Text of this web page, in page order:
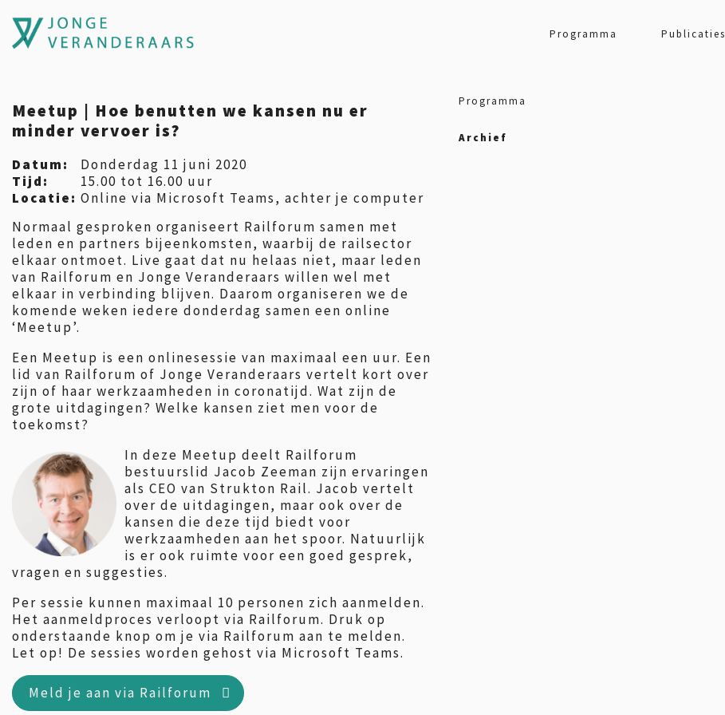
Programma Publicaties
Programma
Archief
Meetup | Hoe benutten we kansen nu er
minder vervoer is?
Datum:
Donderdag 11 juni 2020
Tijd:
15.00 tot 16.00 uur
Locatie: Online via Microsoft Teams, achter je computer
Normaal gesproken organiseert Railforum samen met
leden en partners bijeenkomsten, waarbij de railsector
elkaar ontmoet. Live gaat dat nu helaas niet, maar leden
van Railforum en Jonge Veranderaars willen wel met
elkaar in verbinding blijven. Daarom organiseren we de
komende weken iedere donderdag samen een online
‘Meetup’.
Een Meetup is een onlinesessie van maximaal een uur. Een
lid van Railforum of Jonge Veranderaars vertelt kort over
zijn of haar werkzaamheden in coronatijd. Wat zijn de
grote uitdagingen? Welke kansen ziet men voor de
toekomst?
In deze Meetup deelt Railforum
bestuurslid Jacob Zeeman zijn ervaringen
als CEO van Strukton Rail. Jacob vertelt
over de uitdagingen, maar ook over de
kansen die deze tijd biedt voor
werkzaamheden aan het spoor. Natuurlijk
is er ook ruimte voor een goed gesprek,
vragen en suggesties.
Per sessie kunnen maximaal 10 personen zich aanmelden.
Het aanmeldproces verloopt via Railforum. Druk op
onderstaande knop om je via Railforum aan te melden.
Let op! De sessies worden gehost via Microsoft Teams.
Meld je aan via Railforum